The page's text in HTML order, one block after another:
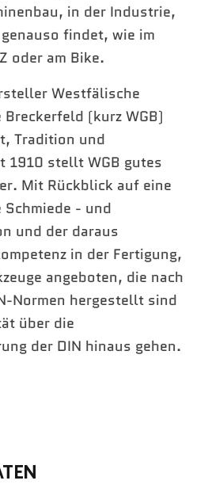
in der Industrie,
findet, wie im
oder am Bike.
Westfälische
Breckerfeld (kurz WGB)
Tradition und
1910 stellt WGB gutes
Mit Rückblick auf eine
- und
und der daraus
in der Fertigung,
angeboten, die nach
Normen hergestellt sind
über die
der DIN hinaus gehen.